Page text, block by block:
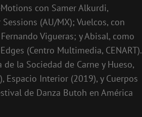
con Samer Alkurdi,
(AU/MX); Vuelcos, con
Vigueras; y Abisal, como
(Centro Multimedia, CENART).
de la Sociedad de Carne y Hueso,
Espacio Interior (2019), y Cuerpos
de Danza Butoh en América